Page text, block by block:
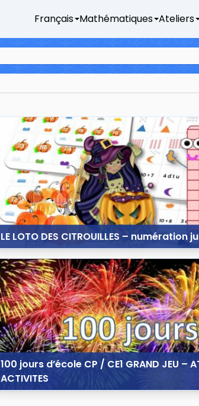
Français Mathématiques Ateliers
LE LOTO DES CITROUILLES – numération
20 octobre 2015
5 commentaires
100 jours d’école CP / CE1 GRAND JEU –
ACTIVITES